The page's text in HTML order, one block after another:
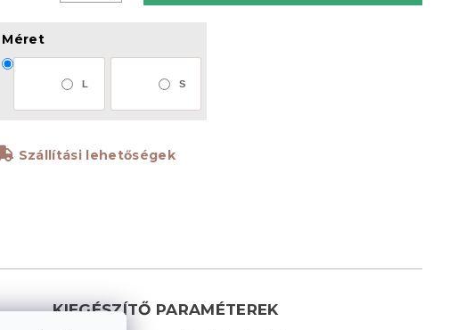
Méret
L S
Szállítási lehetőségek
KIEGÉSZÍTŐ PARAMÉTEREK